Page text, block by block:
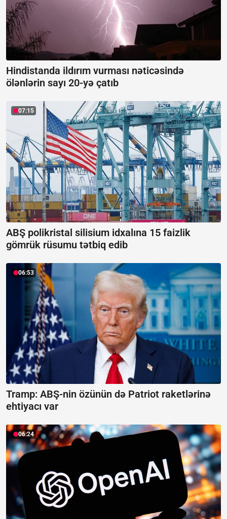
Hindistanda ildırım vurması nəticəsində
ölənlərin sayı 20-yə çatıb
07:15
ABŞ polikristal silisium idxalına 15 faizlik
gömrük rüsumu tətbiq edib
06:53
Tramp: ABŞ-nin özünün də Patriot raketlərinə
ehtiyacı var
06:24